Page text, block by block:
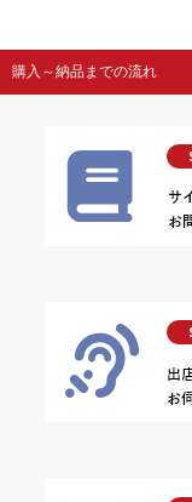
購入～納品までの流れ